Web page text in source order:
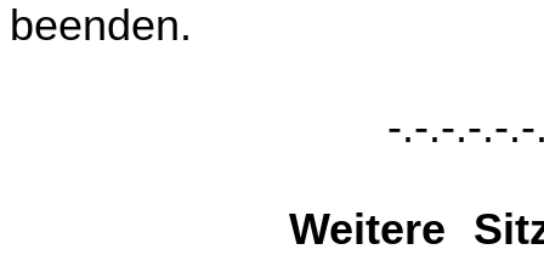
beenden.
-.-.-.-.-
Weitere